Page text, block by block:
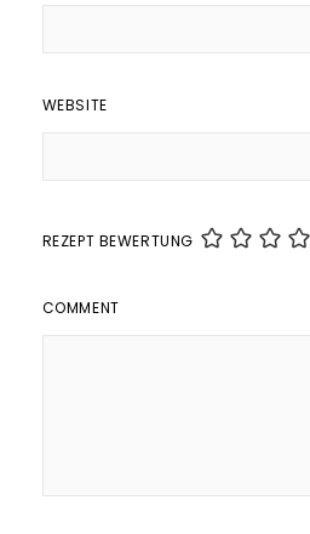
WEBSITE
REZEPT BEWERTUNG
COMMENT